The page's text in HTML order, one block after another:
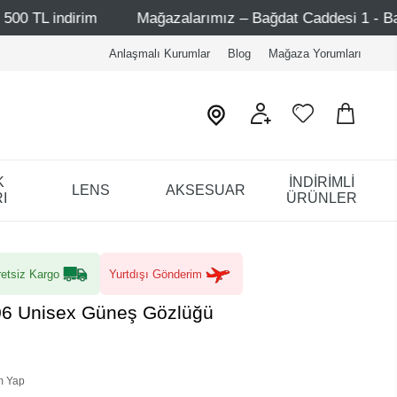
Mağazalarımız – Bağdat Caddesi 1 - Bağdat Caddesi
Anlaşmalı Kurumlar Blog Mağaza Yorumları
LENS AKSESUAR
İNDİRİMLİ
ÜRÜNLER
Kargo Yurtdışı Gönderim
Unisex Güneş Gözlüğü
Yap